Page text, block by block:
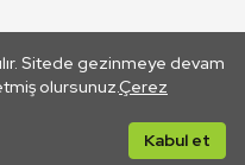
Sitede gezinmeye devam
olursunuz.Çerez
Kabul et
yoluyla gidilen dış